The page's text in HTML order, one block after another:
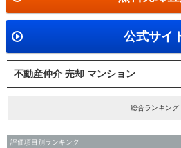
公式サイ
不動産仲介 売却 マンション
総合ランキング
評価項目別ランキング